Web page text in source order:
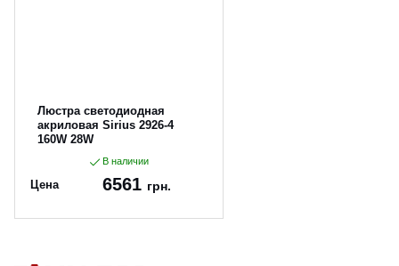
Люстра светодиодная
акриловая Sirius 2926-4
160W 28W
В наличии
Цена 6561 грн.